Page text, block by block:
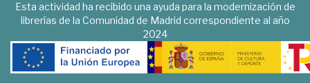
Esta actividad ha recibido una ayuda para la modernización de
librerías de la Comunidad de Madrid correspondiente al año
2024